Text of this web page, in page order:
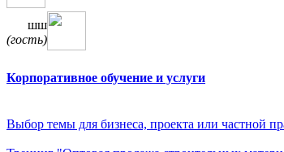
шш
(гость)
Корпоративное обучение и услуги
Выбор темы для бизнеса, проекта или частной